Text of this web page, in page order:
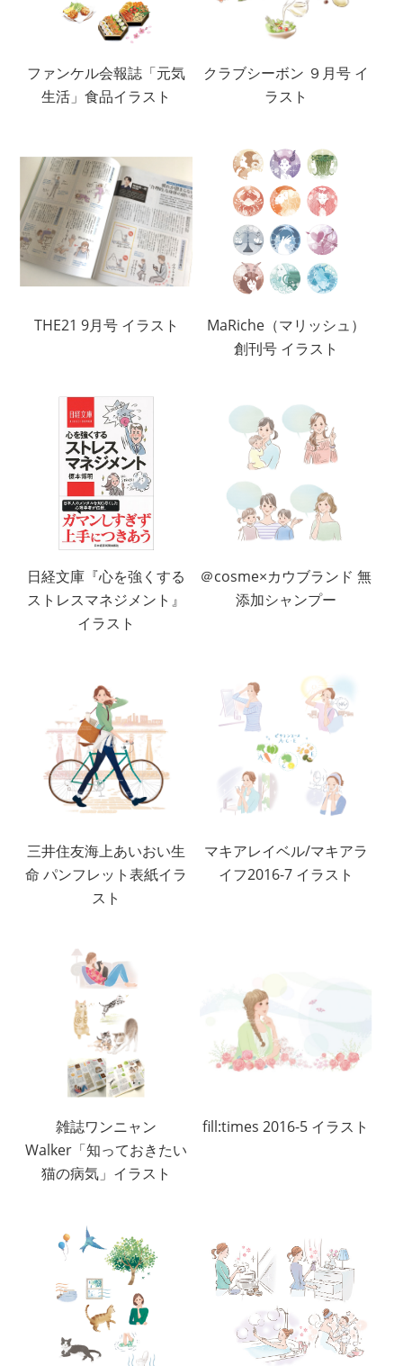
ファンケル会報誌「元気
生活」食品イラスト
クラブシーボン ９月号 イ
ラスト
THE21 9月号 イラスト
MaRiche（マリッシュ）
創刊号 イラスト
日経文庫『心を強くする
ストレスマネジメント』
イラスト
＠cosme×カウブランド 無
添加シャンプー
三井住友海上あいおい生
命 パンフレット表紙イラ
スト
マキアレイベル/マキアラ
イフ2016-7 イラスト
雑誌ワンニャン
Walker「知っておきたい
猫の病気」イラスト
fill:times 2016-5 イラスト